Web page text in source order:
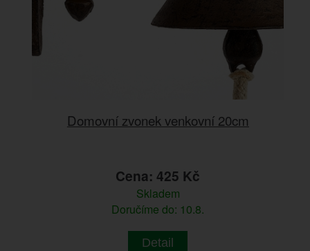
Domovní zvonek venkovní 20cm
Cena: 425 Kč
Skladem
Doručíme do: 10.8.
Detail